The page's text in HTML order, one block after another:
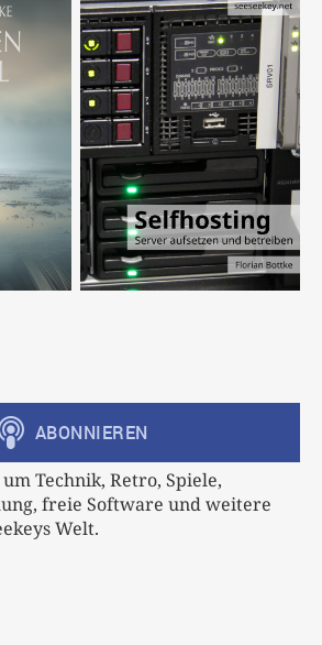
Technik, Retro, Spiele,
freie Software und weitere
Welt.